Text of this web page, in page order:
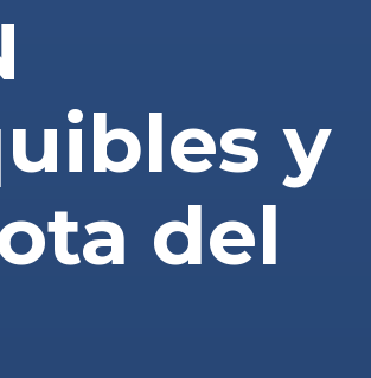
y
del